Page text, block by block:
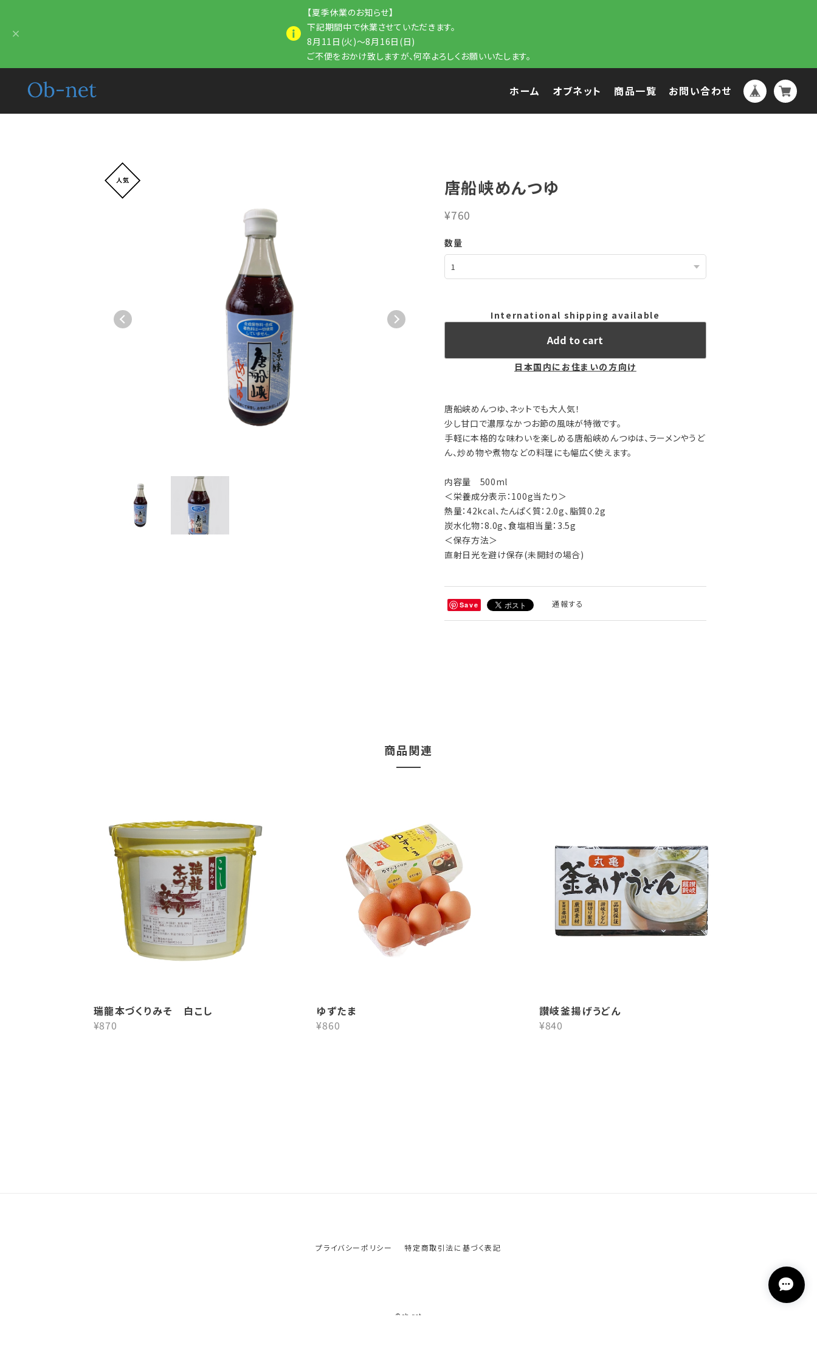
【夏季休業のお知らせ】
下記期間中で休業させていただきます。
8月11日(火)～8月16日(日)
ご不便をおかけ致しますが、何卒よろしくお願いいたします。
ホーム オブネット 商品一覧 お問い合わせ
唐船峡めんつゆ
¥760
数量
International shipping available
Add to cart
日本国内にお住まいの方向け
唐船峡めんつゆ、ネットでも大人気！
少し甘口で濃厚なかつお節の風味が特徴です。
手軽に本格的な味わいを楽しめる唐船峡めんつゆは、ラーメンやうど
ん、炒め物や煮物などの料理にも幅広く使えます。
内容量 500ml
＜栄養成分表示：100g当たり＞
熱量：42kcal、たんぱく質：2.0g、脂質0.2g
炭水化物：8.0g、食塩相当量：3.5g
＜保存方法＞
直射日光を避け保存(未開封の場合)
Save 通報する
商品関連
瑞龍本づくりみそ 白こし
¥870
ゆずたま
¥860
讃岐釜揚げうどん
¥840
プライバシーポリシー 特定商取引法に基づく表記
© ob-net